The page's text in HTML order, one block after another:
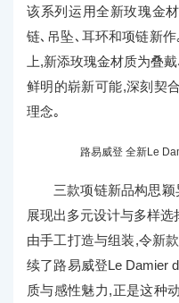
该系列运用全新玫瑰金
链､吊坠､耳环和项链新
上,新添玫瑰金材质为叠
鲜明的崭新可能,深刻契
理念｡
路易威登 全新Le
三款项链新品构思
展现出多元设计与多样
由手工打造与组装,令新
续了路易威登Le Damier
质与感性魅力,正是这种